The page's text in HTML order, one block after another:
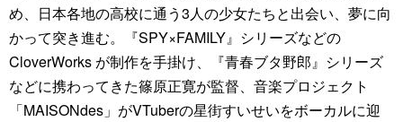
め、日本各地の高校に通う3人の少女たちと出会い、夢に向
かって突き進む。『SPY×FAMILY』シリーズなどの
CloverWorks が制作を手掛け、『青春ブタ野郎』シリーズ
などに携わってきた篠原正寛が監督、音楽プロジェクト
「MAISONdes」がVTuberの星街すいせいをボーカルに迎